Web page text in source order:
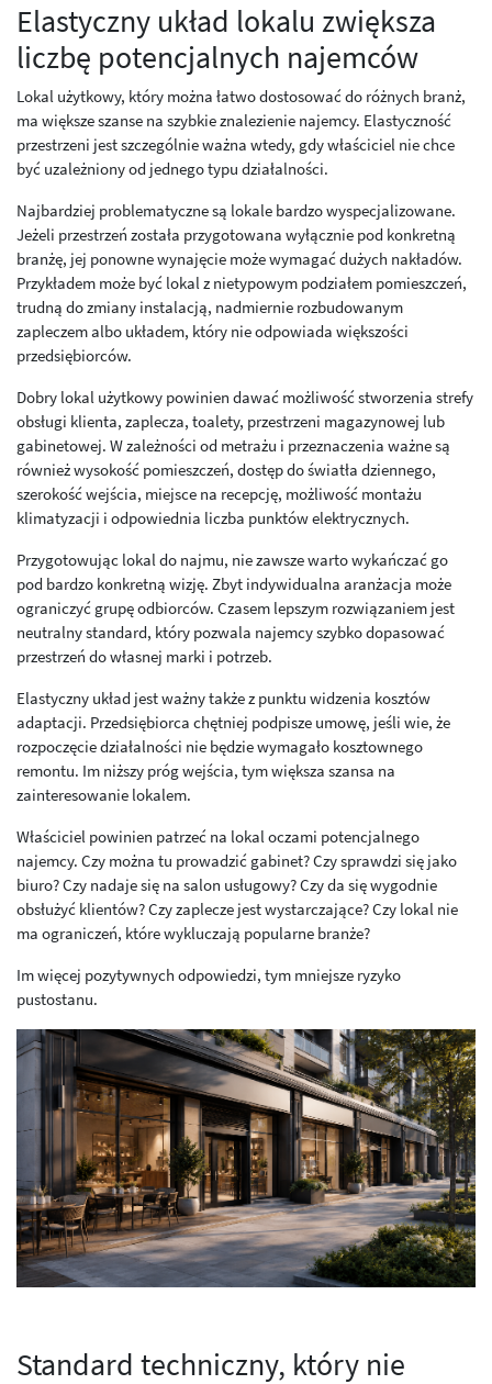
Elastyczny układ lokalu zwiększa
liczbę potencjalnych najemców
Lokal użytkowy, który można łatwo dostosować do różnych branż,
ma większe szanse na szybkie znalezienie najemcy. Elastyczność
przestrzeni jest szczególnie ważna wtedy, gdy właściciel nie chce
być uzależniony od jednego typu działalności.
Najbardziej problematyczne są lokale bardzo wyspecjalizowane.
Jeżeli przestrzeń została przygotowana wyłącznie pod konkretną
branżę, jej ponowne wynajęcie może wymagać dużych nakładów.
Przykładem może być lokal z nietypowym podziałem pomieszczeń,
trudną do zmiany instalacją, nadmiernie rozbudowanym
zapleczem albo układem, który nie odpowiada większości
przedsiębiorców.
Dobry lokal użytkowy powinien dawać możliwość stworzenia strefy
obsługi klienta, zaplecza, toalety, przestrzeni magazynowej lub
gabinetowej. W zależności od metrażu i przeznaczenia ważne są
również wysokość pomieszczeń, dostęp do światła dziennego,
szerokość wejścia, miejsce na recepcję, możliwość montażu
klimatyzacji i odpowiednia liczba punktów elektrycznych.
Przygotowując lokal do najmu, nie zawsze warto wykańczać go
pod bardzo konkretną wizję. Zbyt indywidualna aranżacja może
ograniczyć grupę odbiorców. Czasem lepszym rozwiązaniem jest
neutralny standard, który pozwala najemcy szybko dopasować
przestrzeń do własnej marki i potrzeb.
Elastyczny układ jest ważny także z punktu widzenia kosztów
adaptacji. Przedsiębiorca chętniej podpisze umowę, jeśli wie, że
rozpoczęcie działalności nie będzie wymagało kosztownego
remontu. Im niższy próg wejścia, tym większa szansa na
zainteresowanie lokalem.
Właściciel powinien patrzeć na lokal oczami potencjalnego
najemcy. Czy można tu prowadzić gabinet? Czy sprawdzi się jako
biuro? Czy nadaje się na salon usługowy? Czy da się wygodnie
obsłużyć klientów? Czy zaplecze jest wystarczające? Czy lokal nie
ma ograniczeń, które wykluczają popularne branże?
Im więcej pozytywnych odpowiedzi, tym mniejsze ryzyko
pustostanu.
Standard techniczny, który nie